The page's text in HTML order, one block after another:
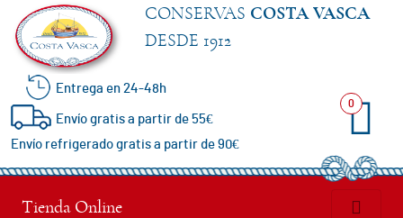
CONSERVAS COSTA VASCA
DESDE 1912
Entrega en 24-48h
Envío gratis a partir de 55€
Envío refrigerado gratis a partir de 90€
0
Tienda Online
Especialidades
Anchoas
del